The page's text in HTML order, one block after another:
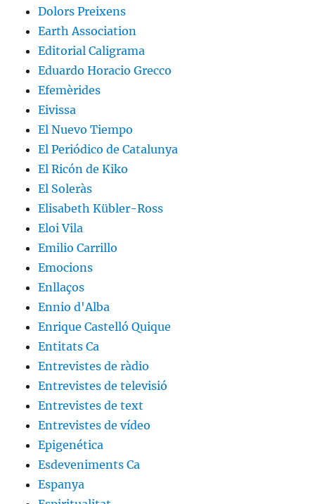
Dolors Preixens
Earth Association
Editorial Caligrama
Eduardo Horacio Grecco
Efemèrides
Eivissa
El Nuevo Tiempo
El Periódico de Catalunya
El Ricón de Kiko
El Soleràs
Elisabeth Kübler-Ross
Eloi Vila
Emilio Carrillo
Emocions
Enllaços
Ennio d'Alba
Enrique Castelló Quique
Entitats Ca
Entrevistes de ràdio
Entrevistes de televisió
Entrevistes de text
Entrevistes de vídeo
Epigenética
Esdeveniments Ca
Espanya